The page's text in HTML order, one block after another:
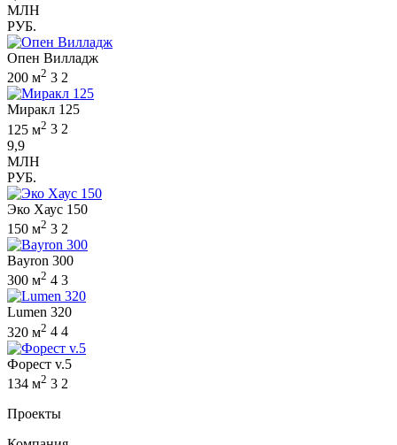
МЛН
РУБ.
Опен Вилладж
200 м2 3 2
Миракл 125
125 м2 3 2
9,9
МЛН
РУБ.
Эко Хаус 150
150 м2 3 2
Bayron 300
300 м2 4 3
Lumen 320
320 м2 4 4
Форест v.5
134 м2 3 2
Проекты